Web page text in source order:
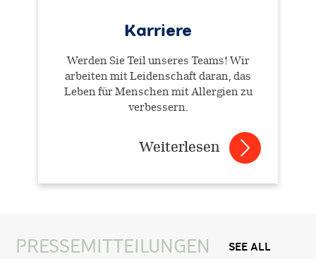
Karriere
Werden Sie Teil unseres Teams! Wir
arbeiten mit Leidenschaft daran, das
Leben für Menschen mit Allergien zu
verbessern.
Weiterlesen
PRESSEMITTEILUNGEN SEE ALL